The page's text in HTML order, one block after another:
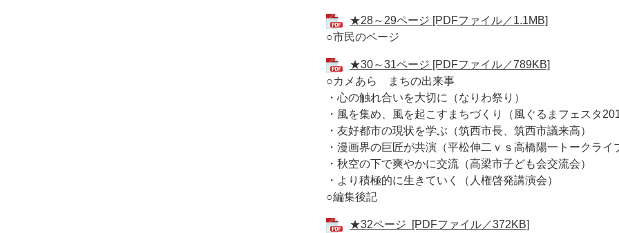
★28～29ページ [PDFファイル／1.1MB]
○市民のページ
★30～31ページ [PDFファイル／789KB]
○カメあら まちの出来事
・心の触れ合いを大切に（なりわ祭り）
・風を集め、風を起こすまちづくり（風ぐるまフェスタ
・友好都市の現状を学ぶ（筑西市長、筑西市議来高）
・漫画界の巨匠が共演（平松伸二ｖｓ高橋陽一トークライ
・秋空の下で爽やかに交流（高梁市子ども会交流会）
・より積極的に生きていく（人権啓発講演会）
○編集後記
★32ページ [PDFファイル／372KB]